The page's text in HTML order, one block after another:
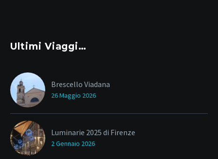
Ultimi Viaggi…
Brescello Viadana
26 Maggio 2026
Luminarie 2025 di Firenze
2 Gennaio 2026